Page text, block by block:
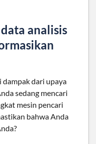
analisis
dari upaya
sedang mencari
mesin pencari
bahwa Anda